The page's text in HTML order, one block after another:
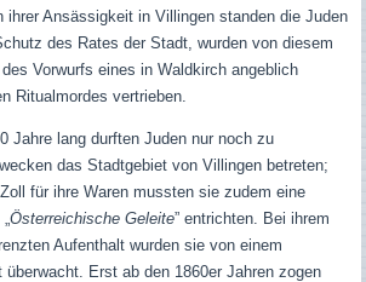
ihrer Ansässigkeit in Villingen standen die Juden
des Rates der Stadt, wurden von diesem
Vorwurfs eines in Waldkirch angeblich
Ritualmordes vertrieben.
Jahre lang durften Juden nur noch zu
das Stadtgebiet von Villingen betreten;
für ihre Waren mussten sie zudem eine
Österreichische Geleite” entrichten. Bei ihrem
Aufenthalt wurden sie von einem
überwacht. Erst ab den 1860er Jahren zogen